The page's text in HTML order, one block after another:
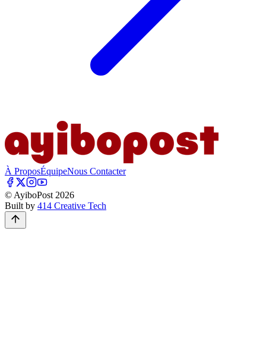
À ProposÉquipeNous Contacter
© AyiboPost 2026
Built by 414 Creative Tech